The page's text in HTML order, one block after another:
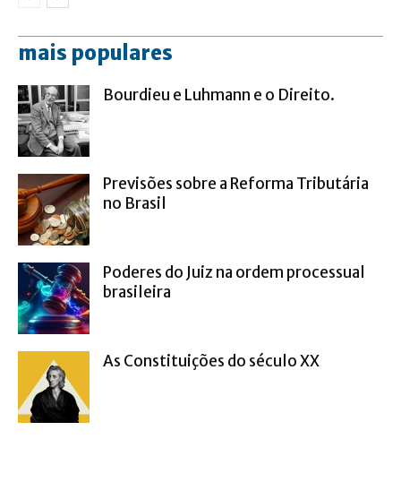
mais populares
Bourdieu e Luhmann e o Direito.
Previsões sobre a Reforma Tributária
no Brasil
Poderes do Juiz na ordem processual
brasileira
As Constituições do século XX